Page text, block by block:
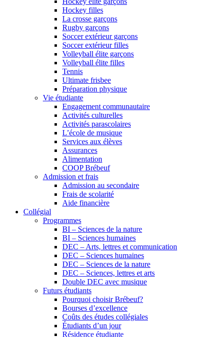
Hockey filles
La crosse garçons
Rugby garçons
Soccer extérieur garçons
Soccer extérieur filles
Volleyball élite garçons
Volleyball élite filles
Tennis
Ultimate frisbee
Préparation physique
Vie étudiante
Engagement communautaire
Activités culturelles
Activités parascolaires
L’école de musique
Services aux élèves
Assurances
Alimentation
COOP Brébeuf
Admission et frais
Admission au secondaire
Frais de scolarité
Aide financière
Collégial
Programmes
BI – Sciences de la nature
BI – Sciences humaines
DEC – Arts, lettres et communication
DEC – Sciences humaines
DEC – Sciences de la nature
DEC – Sciences, lettres et arts
Double DEC avec musique
Futurs étudiants
Pourquoi choisir Brébeuf?
Bourses d’excellence
Coûts des études collégiales
Étudiants d’un jour
Résidence étudiante